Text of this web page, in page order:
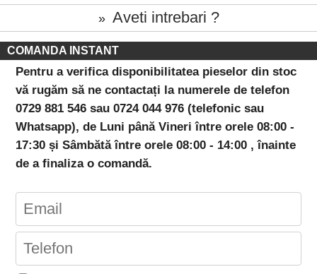
» Aveti intrebari ?
COMANDA INSTANT
Pentru a verifica disponibilitatea pieselor din stoc
vă rugăm să ne contactați la numerele de telefon
0729 881 546 sau 0724 044 976 (telefonic sau
Whatsapp), de Luni până Vineri între orele 08:00 -
17:30 și Sâmbătă între orele 08:00 - 14:00 , înainte
de a finaliza o comandă.